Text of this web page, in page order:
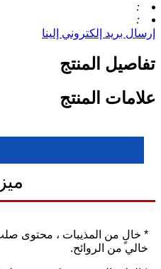
:
:
إرسال بريد إلكتروني إلينا
تفاصيل المنتج
علامات المنتج
خالي من الروائح.